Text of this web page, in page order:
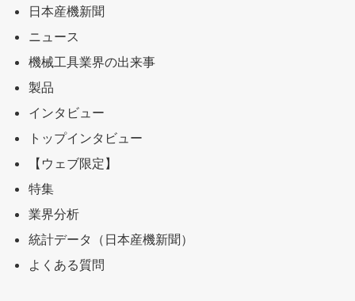
日本産機新聞
ニュース
機械工具業界の出来事
製品
インタビュー
トップインタビュー
【ウェブ限定】
特集
業界分析
統計データ（日本産機新聞）
よくある質問